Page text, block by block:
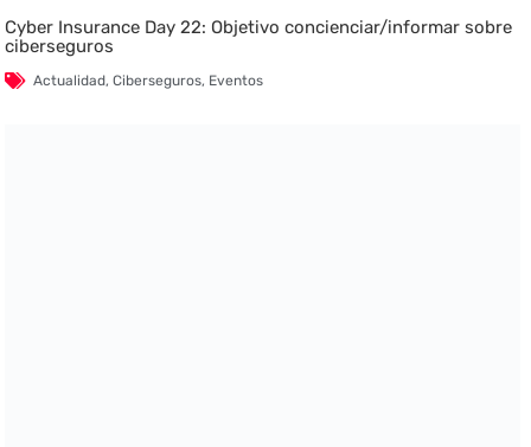
Cyber Insurance Day 22: Objetivo concienciar/informar sobre
ciberseguros
Actualidad,Ciberseguros, Eventos